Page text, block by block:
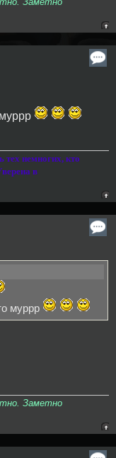
тех немногих, кто
в
муррр
Заметно